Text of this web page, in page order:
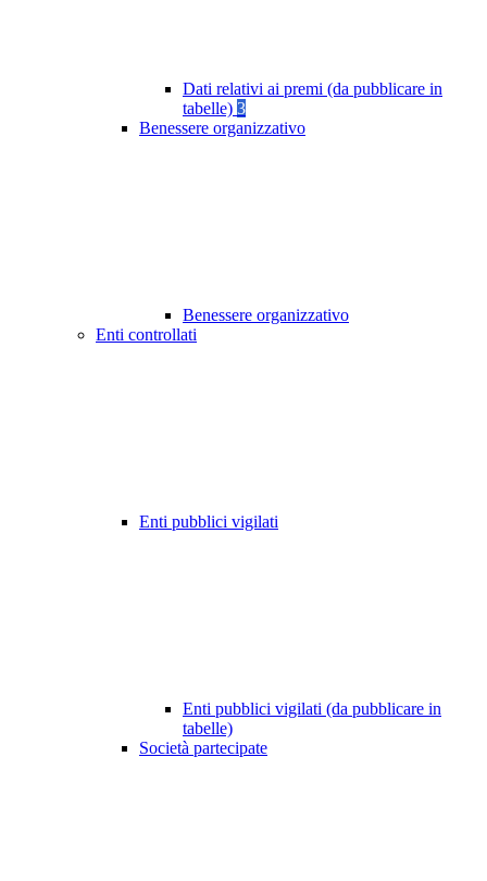
Dati relativi ai premi (da pubblicare in
tabelle) 3
Benessere organizzativo
Benessere organizzativo
Enti controllati
Enti pubblici vigilati
Enti pubblici vigilati (da pubblicare in
tabelle)
Società partecipate